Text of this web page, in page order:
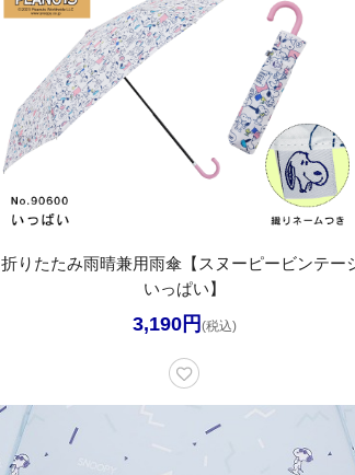
折りたたみ雨晴兼用雨傘【スヌーピービンテー
いっぱい】
3,190円 (税込)